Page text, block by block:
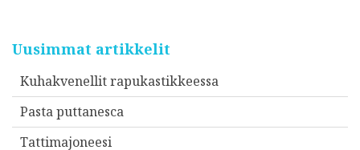
Uusimmat artikkelit
Kuhakvenellit rapukastikkeessa
Pasta puttanesca
Tattimajoneesi